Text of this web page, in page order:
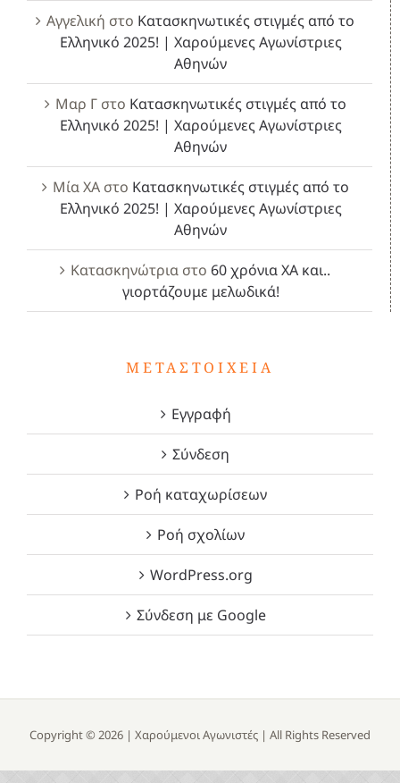
Αγγελική στο Κατασκηνωτικές στιγμές από το
Ελληνικό 2025! | Χαρούμενες Αγωνίστριες
Αθηνών
Μαρ Γστο Κατασκηνωτικές στιγμές από το
Ελληνικό 2025! | Χαρούμενες Αγωνίστριες
Αθηνών
Μία ΧΑστο Κατασκηνωτικές στιγμές από το
Ελληνικό 2025! | Χαρούμενες Αγωνίστριες
Αθηνών
Κατασκηνώτρια στο 60 χρόνια ΧΑ και..
γιορτάζουμε μελωδικά!
ΜΕΤΑΣΤΟΙΧΕΊΑ
Εγγραφή
Σύνδεση
Ροή καταχωρίσεων
Ροή σχολίων
WordPress.org
Σύνδεση με Google
Copyright © 2026 | Χαρούμενοι Αγωνιστές | All Rights Reserved